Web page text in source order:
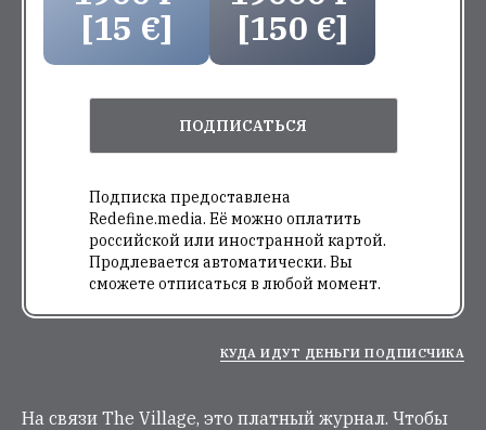
[15 €]
[150 €]
ПОДПИСАТЬСЯ
Подписка предоставлена
Redefine.media. Её можно оплатить
российской или иностранной картой.
Продлевается автоматически. Вы
сможете отписаться в любой момент.
КУДА ИДУТ ДЕНЬГИ ПОДПИСЧИКА
На связи The Village, это платный журнал. Чтобы